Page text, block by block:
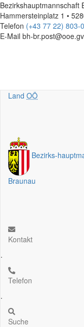
Bezirkshauptmannschaft
Hammersteinplatz 1 •
Telefon (+43 77 22) 803-0
E-Mail bh-
Land OÖ
Bezirks-
Braunau
Kontakt
.
Telefon
.
Suche